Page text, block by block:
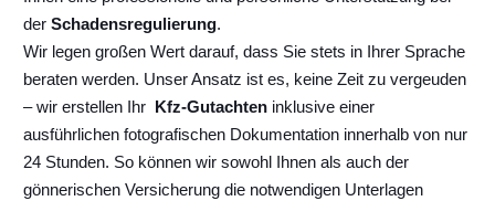
der Schadensregulierung.
Wir legen großen Wert darauf, dass Sie stets in Ihrer Sprache
beraten werden. Unser Ansatz ist es, keine Zeit zu vergeuden
– wir erstellen Ihr Kfz-Gutachten inklusive einer
ausführlichen fotografischen Dokumentation innerhalb von nur
24 Stunden. So können wir sowohl Ihnen als auch der
gönnerischen Versicherung die notwendigen Unterlagen